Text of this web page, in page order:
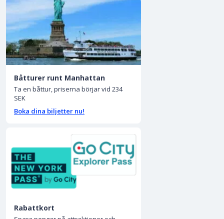
Båtturer runt Manhattan
Ta en båttur, priserna börjar vid 234
SEK
Boka dina biljetter nu!
Rabattkort